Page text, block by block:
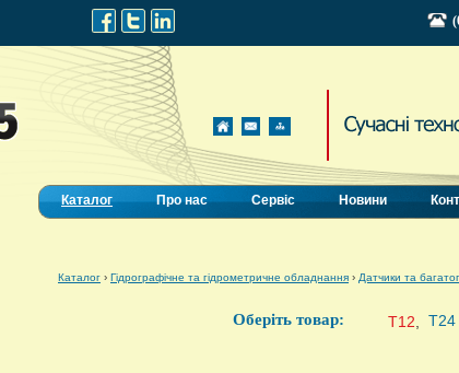
Каталог Про нас Сервіс Новини
Каталог › Гідрографічне та гідрометричне обладнання › Датчики та
Оберіть товар: T12 T24